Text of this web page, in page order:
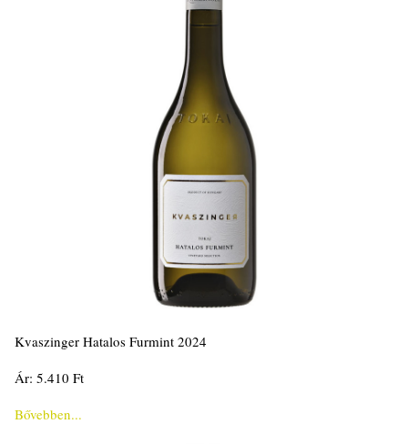
Kvaszinger Hatalos Furmint 2024
Ár: 5.410 Ft
Bővebben...